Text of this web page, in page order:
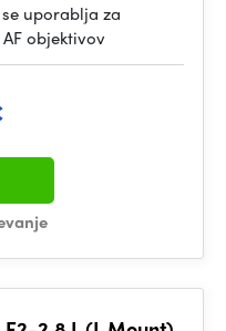
uporablja za
objektivov